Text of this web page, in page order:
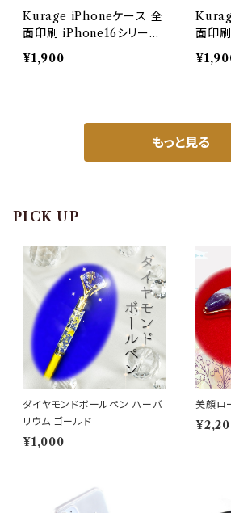
Kurage iPhoneケース 全
面印刷 iPhone16シリーズ
【Deep Sea Friends】/iPh
one16
¥1,900
面印
【
もっと見る
PICK UP
ダイヤモンドボールペン ハーバ
リウム ゴールド
¥1,000
美顔ロ